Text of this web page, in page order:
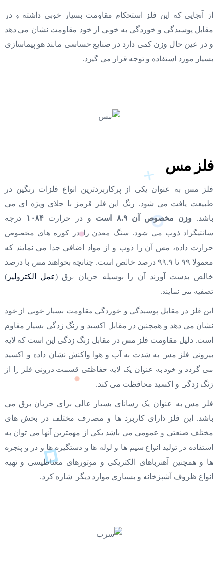
از آنجایی که این فلز استحکام مقاومت بسیار خوبی داشته و در
مقابل پوسیدگی و خوردگی به خوبی از خود مقاومت نشان می دهد
و در عین حال وزن کمی دارد در صنایع حساسی مانند هواپیماسازی
بسیار مورد استفاده و توجه قرار می‌ گیرد.
فلز مس
فلز مس به عنوان یکی از پرکاربردترین انواع فلزات رنگین در
طبیعت یافت می شود. رنگ این فلز قرمز با جلای ویژه ای می
باشد. وزن مخصوص آن ۸.۹ است و در حرارت۱۰۸۴
درجه
سانتیگراد ذوب می شود. سنگ معدن را در کوره های مخصوص
حرارت داده، مس آن را ذوب و از مواد اضافی جدا می نمایند که
معمولا ۹۹ تا ۹۹.۹ درصد خالص است. چنانچه بخواهند مس با درصد
خالص بدست آورند آن را بوسیله جریان برق (عمل الکترولیز )
تصفیه می نمایند.
این فلز در مقابل پوسیدگی و خوردگی مقاومت بسیار خوبی از خود
نشان می دهد و همچنین در مقابل اکسید و زنگ زدگی بسیار مقاوم
است. دلیل مقاومت فلز مس در مقابل زنگ زدگی این است که لایه
بیرونی فلز مس به شدت به آب و هوا واکنش نشان داده و اکسید
می گردد و خود به عنوان یک لایه حفاظتی قسمت درونی فلز را از
زنگ زدگی و اکسید محافظت می کند.
فلز مس به عنوان یک رسانای بسیار عالی برای جریان برق می
باشد. این فلز دارای کاربرد ها و مصارف مختلف در بخش های
مختلف صنعتی و عمومی می باشد یکی از مهمترین آنها می توان به
استفاده در تولید انواع سیم ها و لوله ها و دستگیره ها و در و پنجره
ها و همچنین آهنرباهای الکتریکی و موتورهای مغناطیسی و تهیه
انواع ظروف آشپزخانه و بسیاری موارد دیگر اشاره کرد.